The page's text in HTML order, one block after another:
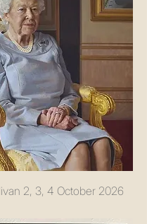
2, 3, 4 October 2026